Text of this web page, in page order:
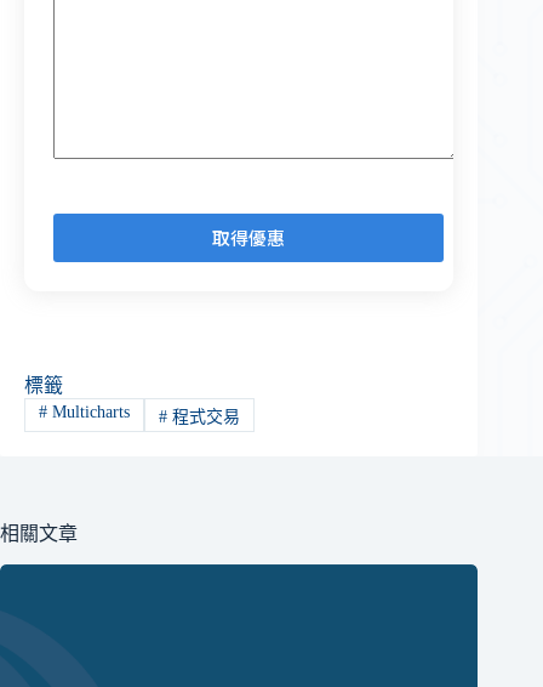
標籤
#Multicharts #程式交易
相關文章